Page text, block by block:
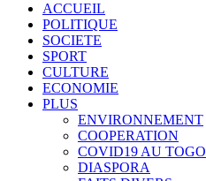
ACCUEIL
POLITIQUE
SOCIETE
SPORT
CULTURE
ECONOMIE
PLUS
ENVIRONNEMENT
COOPERATION
COVID19 AU TOGO
DIASPORA